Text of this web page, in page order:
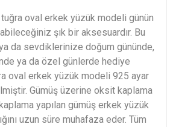
oval erkek yüzük modeli günün
şık bir aksesuardır. Bu
da sevdiklerinize doğum gününde,
ya da özel günlerde hediye
oval erkek yüzük modeli 925 ayar
Gümüş üzerine oksit kaplama
yapılan gümüş erkek yüzük
uzun süre muhafaza eder. Tüm